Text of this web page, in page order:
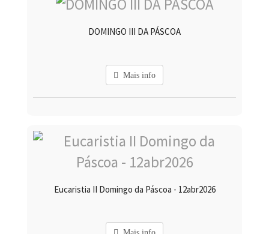
DOMINGO III DA PÁSCOA
Mais info
Eucaristia II Domingo da Páscoa - 12abr2026